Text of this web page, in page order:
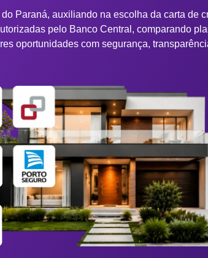
Paraná, auxiliando na escolha da carta de
pelo Banco Central, comparando
oportunidades com segurança,